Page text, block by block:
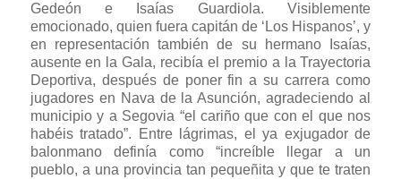
Gedeón e Isaías Guardiola. Visiblemente
emocionado, quien fuera capitán de ‘Los Hispanos’, y
en representación también de su hermano Isaías,
ausente en la Gala, recibía el premio a la Trayectoria
Deportiva, después de poner fin a su carrera como
jugadores en Nava de la Asunción, agradeciendo al
municipio y a Segovia “el cariño que con el que nos
habéis tratado”. Entre lágrimas, el ya exjugador de
balonmano definía como “increíble llegar a un
pueblo, a una provincia tan pequeñita y que te traten